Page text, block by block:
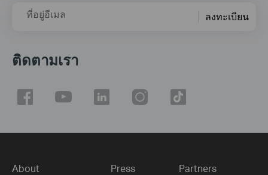
ที่อยู่อีเมล ลงทะเบียน
ติดตามเรา
About Press Partners